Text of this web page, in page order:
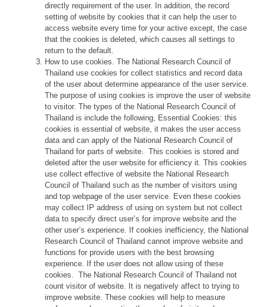
directly requirement of the user. In addition, the record
setting of website by cookies that it can help the user to
access website every time for your active except, the case
that the cookies is deleted, which causes all settings to
return to the default.
How to use cookies. The National Research Council of
Thailand use cookies for collect statistics and record data
of the user about determine appearance of the user service.
The purpose of using cookies is improve the user of website
to visitor. The types of the National Research Council of
Thailand is include the following, Essential Cookies: this
cookies is essential of website, it makes the user access
data and can apply of the National Research Council of
Thailand for parts of website. This cookies is stored and
deleted after the user website for efficiency it. This cookies
use collect effective of website the National Research
Council of Thailand such as the number of visitors using
and top webpage of the user service. Even these cookies
may collect IP address of using on system but not collect
data to specify direct user’s for improve website and the
other user’s experience. If cookies inefficiency, the National
Research Council of Thailand cannot improve website and
functions for provide users with the best browsing
experience. If the user does not allow using of these
cookies. The National Research Council of Thailand not
count visitor of website. It is negatively affect to trying to
improve website. These cookies will help to measure